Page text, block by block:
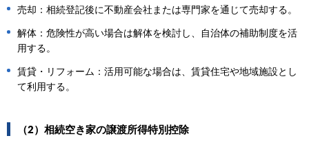
売却：相続登記後に不動産会社または専門家を通じて売却する。
解体：危険性が高い場合は解体を検討し、自治体の補助制度を活
用する。
賃貸・リフォーム：活用可能な場合は、賃貸住宅や地域施設とし
て利用する。
（2）相続空き家の譲渡所得特別控除